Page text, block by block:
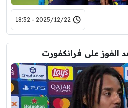
2025/12/22 - 18:32
الفوز على فرانكفورت